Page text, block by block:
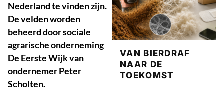
Nederland te vinden zijn.
De velden worden
beheerd door sociale
agrarische onderneming
De Eerste Wijk van
ondernemer Peter
Scholten.
VAN BIERDRAF
NAAR DE
TOEKOMST